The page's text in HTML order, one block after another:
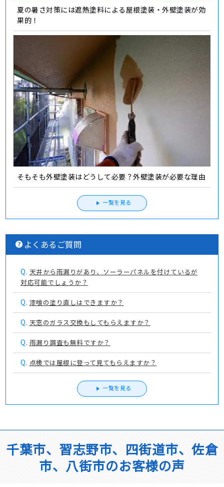
夏の暑さ対策には遮熱塗料による屋根塗装・外壁塗装が効
果的！
そもそも外壁塗装はどうして必要？外壁塗装が必要な理由
一覧を見る
よくあるご質問
Q. 天井から雨漏りがあり、ソーラーパネルを付けているが
対応可能でしょうか？
Q. 漆喰の塗り直しはできますか？
Q. 天窓のガラス交換もしてもらえますか？
Q. 雨漏り調査も無料ですか？
Q. 点検では屋根に登って見てもらえますか？
一覧を見る
千葉市、習志野市、四街道市、佐倉
市、八街市のお客様の声